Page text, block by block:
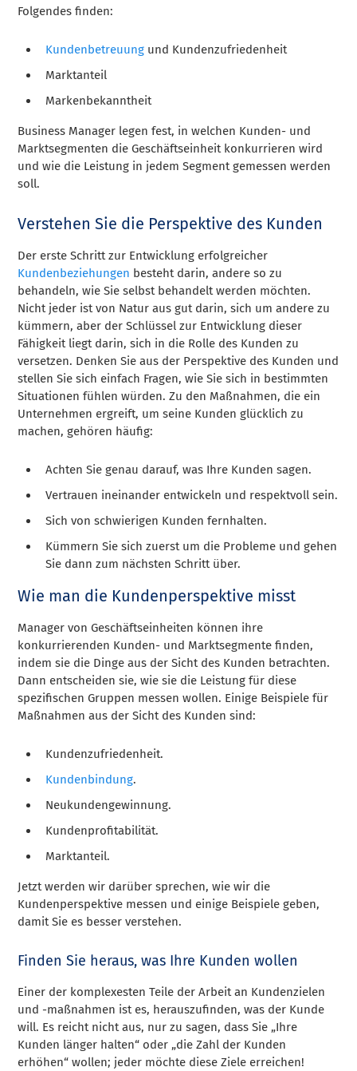
Folgendes finden:
Kundenbetreuung und Kundenzufriedenheit
Marktanteil
Markenbekanntheit
Business Manager legen fest, in welchen Kunden- und
Marktsegmenten die Geschäftseinheit konkurrieren wird
und wie die Leistung in jedem Segment gemessen werden
soll.
Verstehen Sie die Perspektive des Kunden
Der erste Schritt zur Entwicklung erfolgreicher
Kundenbeziehungen besteht darin, andere so zu
behandeln, wie Sie selbst behandelt werden möchten.
Nicht jeder ist von Natur aus gut darin, sich um andere zu
kümmern, aber der Schlüssel zur Entwicklung dieser
Fähigkeit liegt darin, sich in die Rolle des Kunden zu
versetzen. Denken Sie aus der Perspektive des Kunden und
stellen Sie sich einfach Fragen, wie Sie sich in bestimmten
Situationen fühlen würden. Zu den Maßnahmen, die ein
Unternehmen ergreift, um seine Kunden glücklich zu
machen, gehören häufig:
Achten Sie genau darauf, was Ihre Kunden sagen.
Vertrauen ineinander entwickeln und respektvoll sein.
Sich von schwierigen Kunden fernhalten.
Kümmern Sie sich zuerst um die Probleme und gehen
Sie dann zum nächsten Schritt über.
Wie man die Kundenperspektive misst
Manager von Geschäftseinheiten können ihre
konkurrierenden Kunden- und Marktsegmente finden,
indem sie die Dinge aus der Sicht des Kunden betrachten.
Dann entscheiden sie, wie sie die Leistung für diese
spezifischen Gruppen messen wollen. Einige Beispiele für
Maßnahmen aus der Sicht des Kunden sind:
Kundenzufriedenheit.
Kundenbindung.
Neukundengewinnung.
Kundenprofitabilität.
Marktanteil.
Jetzt werden wir darüber sprechen, wie wir die
Kundenperspektive messen und einige Beispiele geben,
damit Sie es besser verstehen.
Finden Sie heraus, was Ihre Kunden wollen
Einer der komplexesten Teile der Arbeit an Kundenzielen
und -maßnahmen ist es, herauszufinden, was der Kunde
will. Es reicht nicht aus, nur zu sagen, dass Sie „Ihre
Kunden länger halten“ oder „die Zahl der Kunden
erhöhen“ wollen; jeder möchte diese Ziele erreichen!